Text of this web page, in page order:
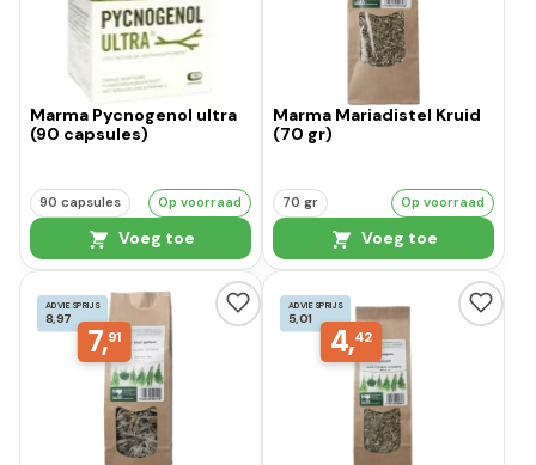
Marma Pycnogenol ultra
(90 capsules)
90 capsules Op voorraad
Voeg toe
Marma Mariadistel Kruid
(70 gr)
70 gr Op voorraad
Voeg toe
ADVIESPRIJS
8,97
7,91
ADVIESPRIJS
5,01
4,42